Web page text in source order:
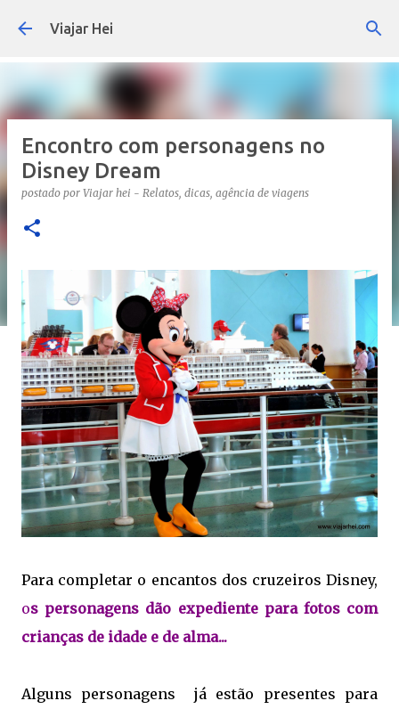
Pular para o conteúdo principal
Viajar Hei
Encontro com personagens no
Disney Dream
postado por Viajar hei - Relatos, dicas, agência de viagens
Para completar o encantos dos cruzeiros Disney,
os personagens dão expediente para fotos com
crianças de idade e de alma...
Alguns personagens já estão presentes para